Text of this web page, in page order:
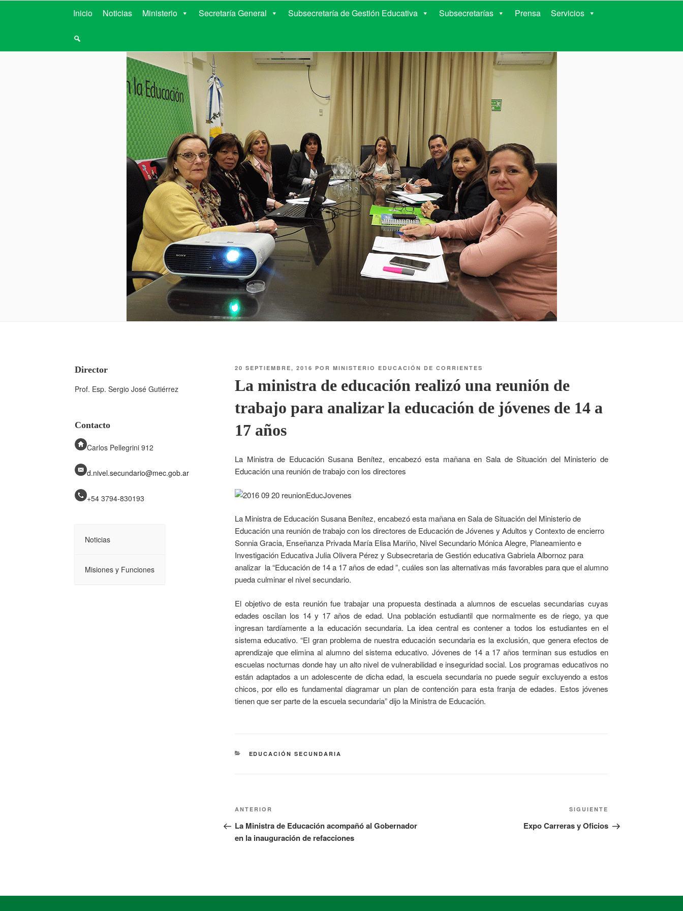
MINISTERIO DE EDUCACIÓN DE CORRIENTES
Inicio Noticias Ministerio Secretaría General Subsecretaría de Gestión Educativa Subsecretarías Prensa Servicios
20 SEPTIEMBRE, 2016 POR MINISTERIO EDUCACIÓN DE CORRIENTES
La ministra de educación realizó una reunión de
trabajo para analizar la educación de jóvenes de 14 a
17 años
La Ministra de Educación Susana Benítez, encabezó esta mañana en Sala de Situación del Ministerio de
Educación una reunión de trabajo con los directores
La Ministra de Educación Susana Benítez, encabezó esta mañana en Sala de Situación del Ministerio de
Educación una reunión de trabajo con los directores de Educación de Jóvenes y Adultos y Contexto de encierro
Sonnia Gracia, Enseñanza Privada María Elisa Mariño, Nivel Secundario Mónica Alegre, Planeamiento e
Investigación Educativa Julia Olivera Pérez y Subsecretaria de Gestión educativa Gabriela Albornoz para
analizar la “Educación de 14 a 17 años de edad ”, cuáles son las alternativas más favorables para que el alumno
pueda culminar el nivel secundario.
El objetivo de esta reunión fue trabajar una propuesta destinada a alumnos de escuelas secundarias cuyas
edades oscilan los 14 y 17 años de edad. Una población estudiantil que normalmente es de riego, ya que
ingresan tardíamente a la educación secundaria. La idea central es contener a todos los estudiantes en el
sistema educativo. “El gran problema de nuestra educación secundaria es la exclusión, que genera efectos de
aprendizaje que elimina al alumno del sistema educativo. Jóvenes de 14 a 17 años terminan sus estudios en
escuelas nocturnas donde hay un alto nivel de vulnerabilidad e inseguridad social. Los programas educativos no
están adaptados a un adolescente de dicha edad, la escuela secundaria no puede seguir excluyendo a estos
chicos, por ello es fundamental diagramar un plan de contención para esta franja de edades. Estos jóvenes
tienen que ser parte de la escuela secundaria” dijo la Ministra de Educación.
EDUCACIÓN SECUNDARIA
ANTERIOR
La Ministra de Educación acompañó al Gobernador
en la inauguración de refacciones
SIGUIENTE
Expo Carreras y Oficios
Director
Prof. Esp. Sergio José Gutiérrez
Contacto
Carlos Pellegrini 912
d.nivel.secundario@mec.gob.ar
+54 3794-830193
Noticias
Misiones y Funciones